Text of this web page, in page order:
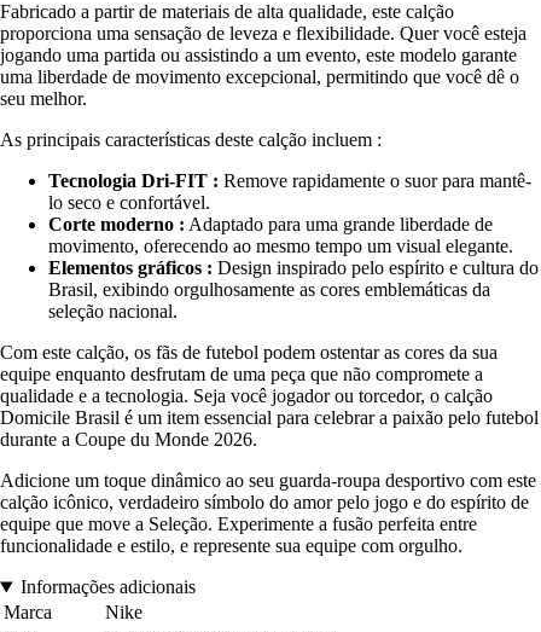
Fabricado a partir de materiais de alta qualidade, este calção
proporciona uma sensação de leveza e flexibilidade. Quer você esteja
jogando uma partida ou assistindo a um evento, este modelo garante
uma liberdade de movimento excepcional, permitindo que você dê o
seu melhor.
As principais características deste calção incluem :
Tecnologia Dri-FIT : Remove rapidamente o suor para mantê-
lo seco e confortável.
Corte moderno : Adaptado para uma grande liberdade de
movimento, oferecendo ao mesmo tempo um visual elegante.
Elementos gráficos : Design inspirado pelo espírito e cultura do
Brasil, exibindo orgulhosamente as cores emblemáticas da
seleção nacional.
Com este calção, os fãs de futebol podem ostentar as cores da sua
equipe enquanto desfrutam de uma peça que não compromete a
qualidade e a tecnologia. Seja você jogador ou torcedor, o calção
Domicile Brasil é um item essencial para celebrar a paixão pelo futebol
durante a Coupe du Monde 2026.
Adicione um toque dinâmico ao seu guarda-roupa desportivo com este
calção icônico, verdadeiro símbolo do amor pelo jogo e do espírito de
equipe que move a Seleção. Experimente a fusão perfeita entre
funcionalidade e estilo, e represente sua equipe com orgulho.
Informações adicionais
Marca
Nike